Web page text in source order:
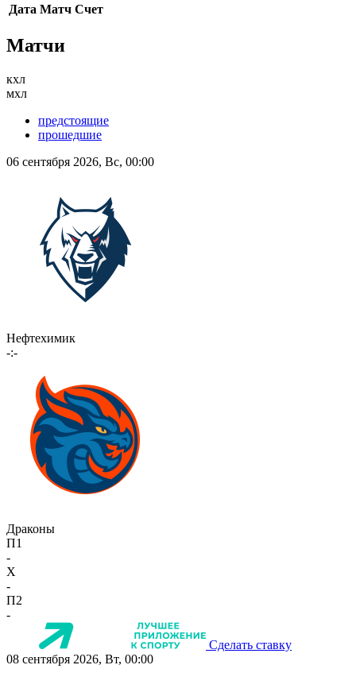
Дата Матч Счет
Матчи
кхл
мхл
предстоящие
прошедшие
06 сентября 2026, Вс, 00:00
Нефтехимик
-:-
Драконы
П1
-
X
-
П2
-
Сделать ставку
08 сентября 2026, Вт, 00:00